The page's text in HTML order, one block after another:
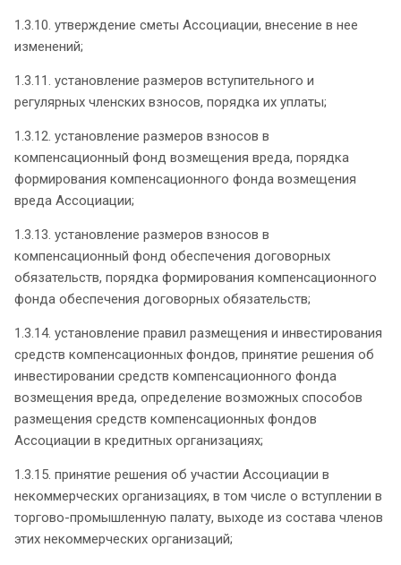
1.3.10. утверждение сметы Ассоциации, внесение в нее
изменений;
1.3.11. установление размеров вступительного и
регулярных членских взносов, порядка их уплаты;
1.3.12. установление размеров взносов в
компенсационный фонд возмещения вреда, порядка
формирования компенсационного фонда возмещения
вреда Ассоциации;
1.3.13. установление размеров взносов в
компенсационный фонд обеспечения договорных
обязательств, порядка формирования компенсационного
фонда обеспечения договорных обязательств;
1.3.14. установление правил размещения и инвестирования
средств компенсационных фондов, принятие решения об
инвестировании средств компенсационного фонда
возмещения вреда, определение возможных способов
размещения средств компенсационных фондов
Ассоциации в кредитных организациях;
1.3.15. принятие решения об участии Ассоциации в
некоммерческих организациях, в том числе о вступлении в
торгово-промышленную палату, выходе из состава членов
этих некоммерческих организаций;